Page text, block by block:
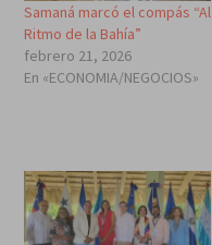
Samaná marcó el compás “Al
Ritmo de la Bahía”
febrero 21, 2026
En «ECONOMIA/NEGOCIOS»